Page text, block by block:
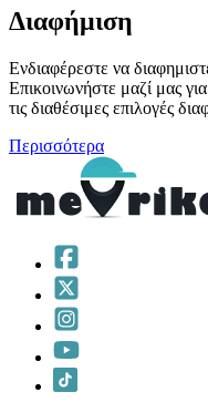
Διαφήμιση
Ενδιαφέρεστε να
Επικοινωνήστε μαζί μας
τις διαθέσιμες επιλογές
Περισσότερα